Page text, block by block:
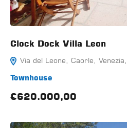
Clock Dock Villa Leon
Via del Leone, Caorle,
Townhouse
€620.000,00